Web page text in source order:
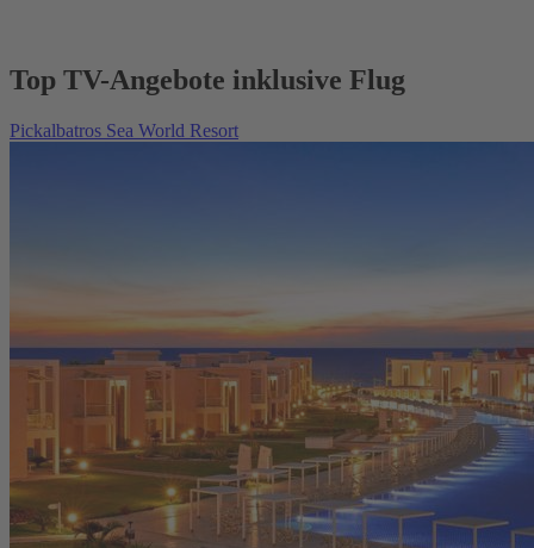
Top TV-Angebote inklusive Flug
Pickalbatros Sea World Resort